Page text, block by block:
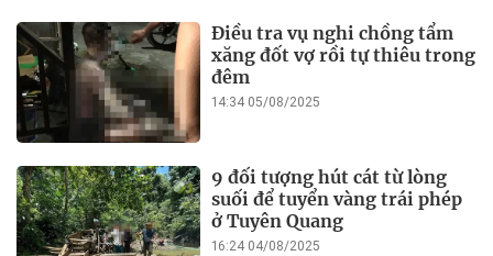
Điều tra vụ nghi chồng tẩm
xăng đốt vợ rồi tự thiêu trong
đêm
14:34 05/08/2025
9 đối tượng hút cát từ lòng
suối để tuyển vàng trái phép
ở Tuyên Quang
16:24 04/08/2025